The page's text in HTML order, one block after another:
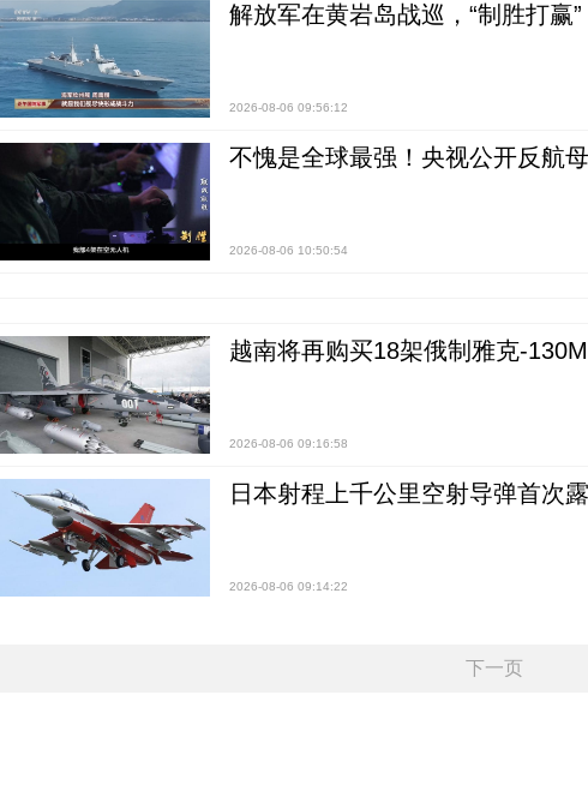
解放军在黄岩岛战巡，“制胜打赢
2026-08-06 09:56:12
不愧是全球最强！央视公开反航
2026-08-06 10:50:54
越南将再购买18架俄制雅克-130M
2026-08-06 09:16:58
日本射程上千公里空射导弹首次
2026-08-06 09:14:22
下一页